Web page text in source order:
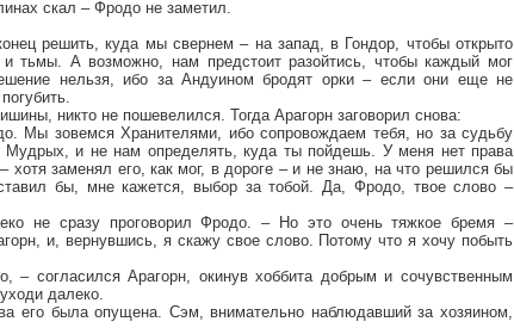
скал – Фродо не заметил.
решить, куда мы свернем – на запад, в Гондор, чтобы открыто
тьмы. А возможно, нам предстоит разойтись, чтобы каждый мог
нельзя, ибо за Андуином бродят орки – если они еще не
никто не пошевелился. Тогда Арагорн заговорил снова:
Мы зовемся Хранителями, ибо сопровождаем тебя, но за судьбу
Мудрых, и не нам определять, куда ты пойдешь. У меня нет права
заменял его, как мог, в дороге – и не знаю, на что решился бы
бы, мне кажется, выбор за тобой. Да, Фродо, твое слово –
не сразу проговорил Фродо. – Но это очень тяжкое бремя –
и, вернувшись, я скажу свое слово. Потому что я хочу побыть
согласился Арагорн, окинув хоббита добрым и сочувственным
далеко.
его была опущена. Сэм, внимательно наблюдавший за хозяином,